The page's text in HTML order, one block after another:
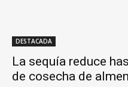
DESTACADA
La sequía reduce
de cosecha de